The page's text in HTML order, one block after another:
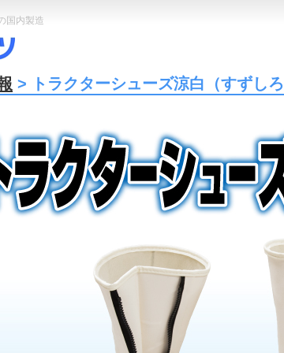
国内製造
> トラクターシューズ涼白（すずし